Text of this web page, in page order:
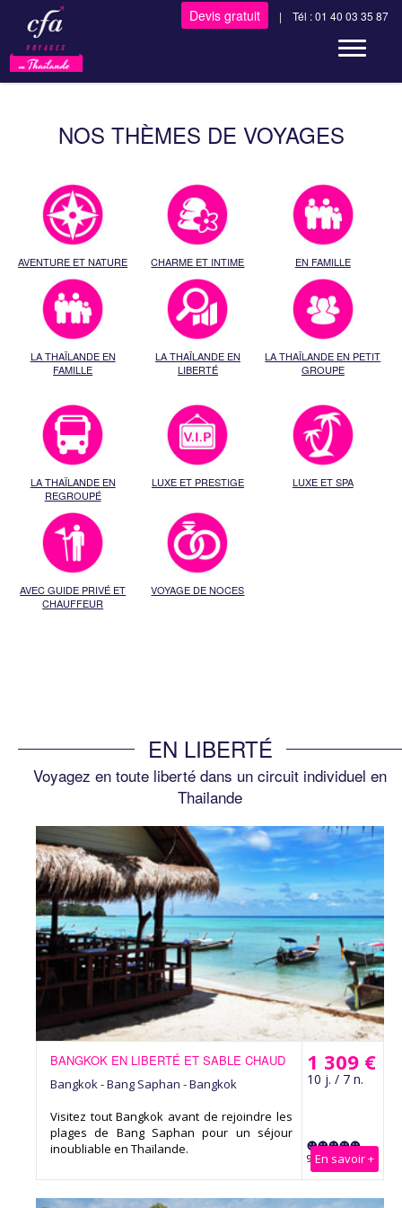
Devis gratuit | Tél : 01 40 03 35 87
Toggle
NOS THÈMES DE VOYAGES
AVENTURE ET NATURE CHARME ET INTIME EN FAMILLE
LA THAÏLANDE EN
FAMILLE
LA THAÏLANDE EN
LIBERTÉ
LA THAÏLANDE EN PETIT
GROUPE
LA THAÏLANDE EN
REGROUPÉ
LUXE ET PRESTIGE LUXE ET SPA
AVEC GUIDE PRIVÉ ET
CHAUFFEUR
VOYAGE DE NOCES
EN LIBERTÉ
Voyagez en toute liberté dans un circuit individuel en
Thailande
1 309 €
10 j. / 7 n.
9 Avis
En savoir +
BANGKOK EN LIBERTÉ ET SABLE CHAUD
Bangkok - Bang Saphan - Bangkok
Visitez tout Bangkok avant de rejoindre les
plages de Bang Saphan pour un séjour
inoubliable en Thaïlande.